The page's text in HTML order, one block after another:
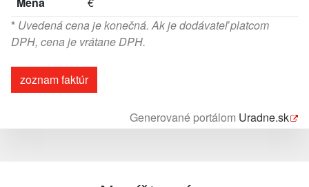
* Uvedená cena je konečná. Ak je dodávateľ platcom
DPH, cena je vrátane DPH.
zoznam faktúr
Generované portálom Uradne.sk